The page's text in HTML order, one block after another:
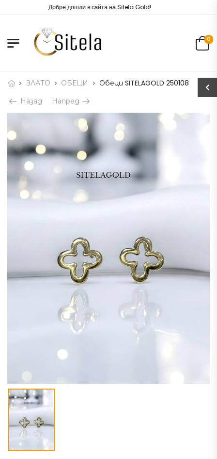
Добре дошли в сайта на Sitela Gold!
0
ЗЛАТО ОБЕЦИ Обеци SITELAGOLD 250108
Назад Напред